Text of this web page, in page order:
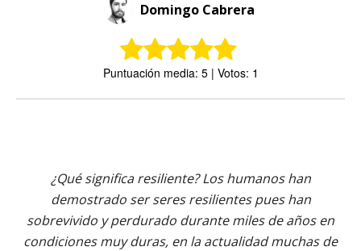
Domingo Cabrera
Puntuación media: 5 | Votos: 1
¿Qué significa resiliente? Los humanos han
demostrado ser seres resilientes pues han
sobrevivido y perdurado durante miles de años en
condiciones muy duras, en la actualidad muchas de